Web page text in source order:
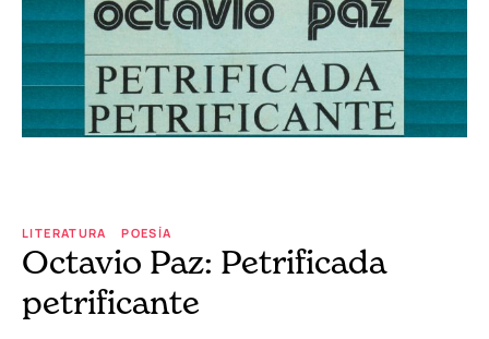
LITERATURA POESÍA
Octavio Paz: Petrificada
petrificante